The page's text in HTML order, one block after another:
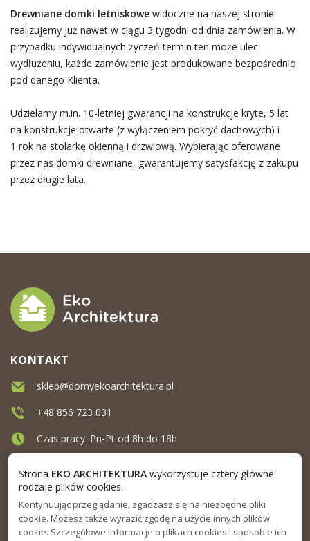
Drewniane domki letniskowe widoczne na naszej stronie
realizujemy już nawet w ciągu 3 tygodni od dnia zamówienia. W
przypadku indywidualnych życzeń termin ten może ulec
wydłużeniu, każde zamówienie jest produkowane bezpośrednio
pod danego Klienta.
Udzielamy m.in. 10-letniej gwarancji na konstrukcje kryte, 5 lat
na konstrukcje otwarte (z wyłączeniem pokryć dachowych) i
1 rok na stolarkę okienną i drzwiową. Wybierając oferowane
przez nas domki drewniane, gwarantujemy satysfakcję z zakupu
przez długie lata.
MENU
KONTAKT
sklep@domyekoarchitektura.pl
+48 856 723 031
Czas pracy: Pn-Pt od 8h do 18h
Strona EKO ARCHITEKTURAwykorzystuje cztery główne
rodzaje plików cookies.
Kontynuując przeglądanie, zgadzasz się na niezbędne pliki
cookie. Możesz także wyrazić zgodę na użycie innych plików
cookie. Szczegółowe informacje o plikach cookies i sposobie ich